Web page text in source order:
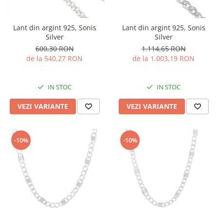
Lant din argint 925, Sonis
Silver
600,30 RON
de la 540,27 RON
IN STOC
VEZI VARIANTE
Lant din argint 925, Sonis
Silver
1.114,65 RON
de la 1.003,19 RON
IN STOC
VEZI VARIANTE
-10% -10%